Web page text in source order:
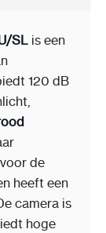
SL is een
120 dB
voor de
heeft een
camera is
hoge